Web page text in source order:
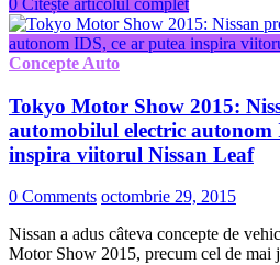
Concepte Auto
Tokyo Motor Show 2015:
automobilul electric autonom
inspira viitorul Nissan Leaf
0 Comments octombrie 29, 2015
Nissan a adus câteva concepte de
Motor Show 2015, precum cel de mai